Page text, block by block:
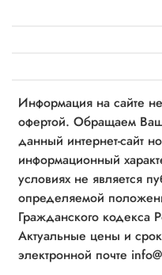
Информация на сайте
офертой. Обращаем
данный интернет-сайт
информационный
условиях не является
определяемой
Гражданского кодекса
Актуальные цены и
электронной почте